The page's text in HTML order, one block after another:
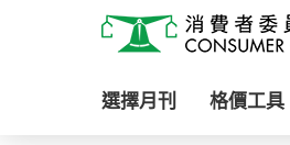
消費者委員會
選擇月刊 格價工具